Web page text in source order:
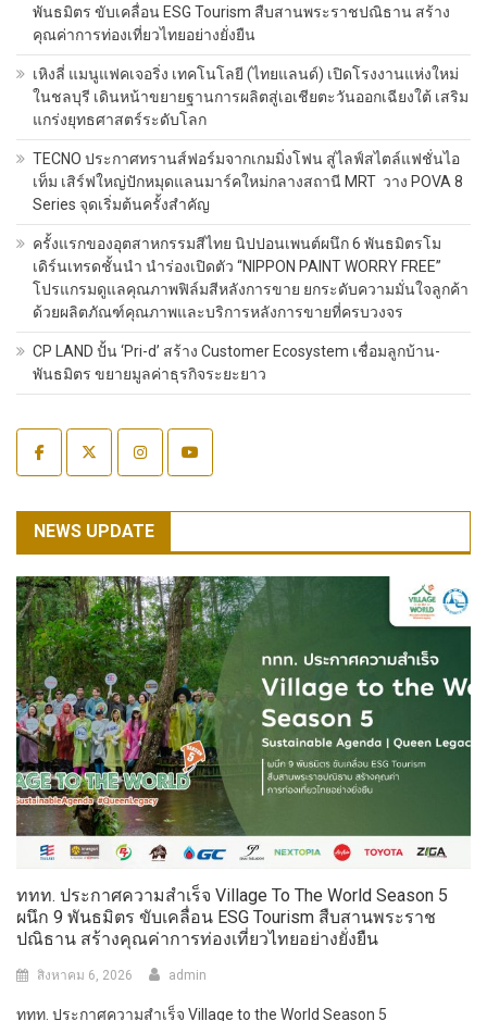
พันธมิตร ขับเคลื่อน ESG Tourism สืบสานพระราชปณิธาน สร้าง
คุณค่าการท่องเที่ยวไทยอย่างยั่งยืน
เหิงลี่ แมนูแฟคเจอริ่ง เทคโนโลยี (ไทยแลนด์) เปิดโรงงานแห่งใหม่
ในชลบุรี เดินหน้าขยายฐานการผลิตสู่เอเชียตะวันออกเฉียงใต้ เสริม
แกร่งยุทธศาสตร์ระดับโลก
TECNO ประกาศทรานส์ฟอร์มจากเกมมิ่งโฟน สู่ไลฟ์สไตล์แฟชั่นไอ
เท็ม เสิร์ฟใหญ่ปักหมุดแลนมาร์คใหม่กลางสถานี MRT วาง POVA 8
Series จุดเริ่มต้นครั้งสำคัญ
ครั้งแรกของอุตสาหกรรมสีไทย นิปปอนเพนต์ผนึก 6 พันธมิตรโม
เดิร์นเทรดชั้นนำ นำร่องเปิดตัว “NIPPON PAINT WORRY FREE”
โปรแกรมดูแลคุณภาพฟิล์มสีหลังการขาย ยกระดับความมั่นใจลูกค้า
ด้วยผลิตภัณฑ์คุณภาพและบริการหลังการขายที่ครบวงจร
CP LAND ปั้น ‘Pri-d’ สร้าง Customer Ecosystem เชื่อมลูกบ้าน-
พันธมิตร ขยายมูลค่าธุรกิจระยะยาว
NEWS UPDATE
ททท. ประกาศความสำเร็จ Village To The World Season 5
ผนึก 9 พันธมิตร ขับเคลื่อน ESG Tourism สืบสานพระราช
ปณิธาน สร้างคุณค่าการท่องเที่ยวไทยอย่างยั่งยืน
สิงหาคม 6, 2026 admin
ททท. ประกาศความสำเร็จ Village to the World Season 5